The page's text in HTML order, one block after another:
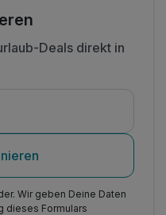
Deals direkt in
Wir geben Deine Daten
dieses Formulars